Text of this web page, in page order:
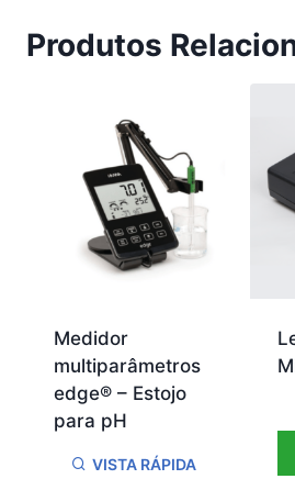
Produtos
Medidor
multiparâmetros
edge® – Estojo
para pH
VISTA RÁPIDA